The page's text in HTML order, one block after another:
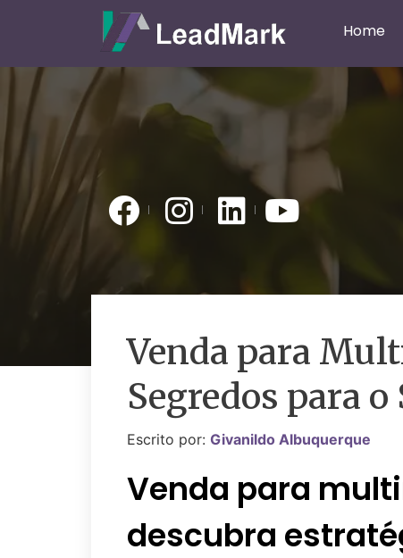
Home
Venda para
Segredos para o
Escrito por: Givanildo Albuquerque
Venda para
descubra